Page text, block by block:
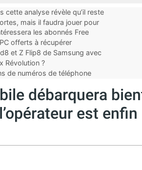
cette analyse révèle qu’il reste
mais il faudra jouer pour
les abonnés Free
offerts à récupérer
et Z Flip8 de Samsung avec
Révolution ?
de numéros de téléphone
débarquera
est enfin